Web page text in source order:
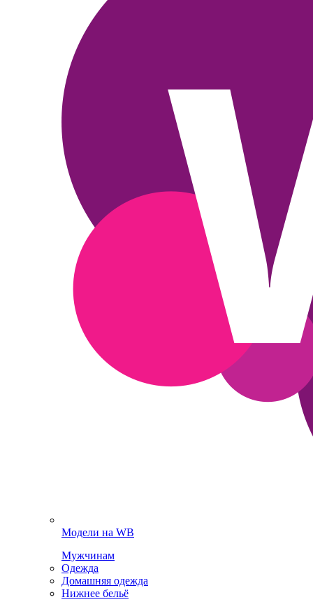
Модели на WB
Мужчинам
Одежда
Домашняя одежда
Нижнее бельё